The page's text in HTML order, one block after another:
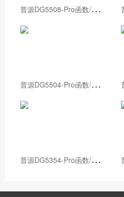
普
源DG5508-Pro函数/任意波形发生器
普
源DG5504-Pro函数/任意波形发生器
普
源DG5354-Pro函数/任意波形发生器